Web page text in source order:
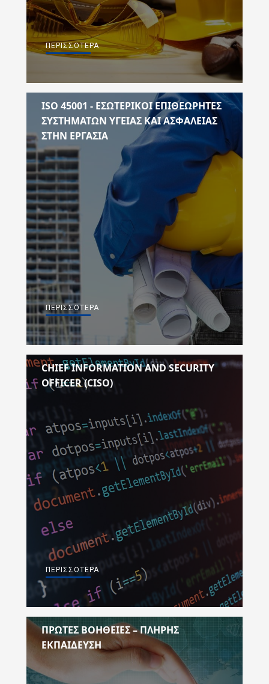
ΠΕΡΙΣΣΌΤΕΡΑ
ISO 45001 - ΕΣΩΤΕΡΙΚΟΙ ΕΠΙΘΕΩΡΗΤΕΣ
ΣΥΣΤΗΜΑΤΩΝ ΥΓΕΙΑΣ ΚΑΙ ΑΣΦΑΛΕΙΑΣ
ΣΤΗΝ ΕΡΓΑΣΙΑ
ΠΕΡΙΣΣΌΤΕΡΑ
CHIEF INFORMATION AND SECURITY
OFFICER (CISO)
ΠΕΡΙΣΣΌΤΕΡΑ
ΠΡΩΤΕΣ ΒΟΗΘΕΙΕΣ – ΠΛΗΡΗΣ
ΕΚΠΑΙΔΕΥΣΗ